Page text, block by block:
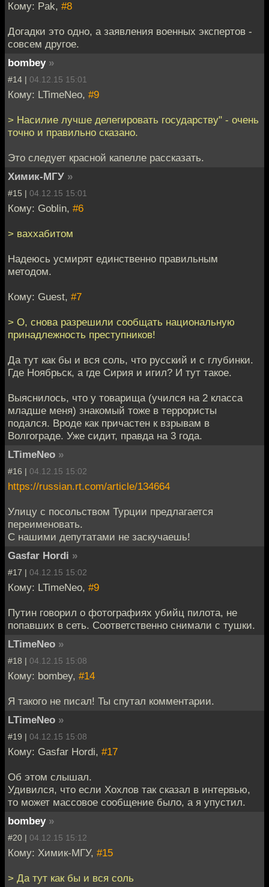
Кому: Pak, #8
Догадки это одно, а заявления военных экспертов -
совсем другое.
bombey »
#14 | 04.12.15 15:01
Кому: LTimeNeo, #9
> Насилие лучше делегировать государству" - очень
точно и правильно сказано.
Это следует красной капелле рассказать.
Химик-МГУ »
#15 | 04.12.15 15:01
Кому: Goblin, #6
> ваххабитом
Надеюсь усмирят единственно правильным
методом.
Кому: Guest, #7
> О, снова разрешили сообщать национальную
принадлежность преступников!
Да тут как бы и вся соль, что русский и с глубинки.
Где Ноябрьск, а где Сирия и игил? И тут такое.
Выяснилось, что у товарища (учился на 2 класса
младше меня) знакомый тоже в террористы
подался. Вроде как причастен к взрывам в
Волгограде. Уже сидит, правда на 3 года.
LTimeNeo »
#16 | 04.12.15 15:02
https://russian.rt.com/article/134664
Улицу с посольством Турции предлагается
переименовать.
С нашими депутатами не заскучаешь!
Gasfar Hordi »
#17 | 04.12.15 15:02
Кому: LTimeNeo, #9
Путин говорил о фотографиях убийц пилота, не
попавших в сеть. Соответственно снимали с тушки.
LTimeNeo »
#18 | 04.12.15 15:08
Кому: bombey, #14
Я такого не писал! Ты спутал комментарии.
LTimeNeo »
#19 | 04.12.15 15:08
Кому: Gasfar Hordi, #17
Об этом слышал.
Удивился, что если Хохлов так сказал в интервью,
то может массовое сообщение было, а я упустил.
bombey »
#20 | 04.12.15 15:12
Кому: Химик-МГУ, #15
> Да тут как бы и вся соль